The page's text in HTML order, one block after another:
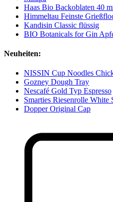
Haas Bio Backoblaten 40
Himmeltau Feinste
Kandisin Classic flüssig
BIO Botanicals for Gin
Neuheiten:
NISSIN Cup Noodles
Gozney Dough Tray
Nescafé Gold Typ Espresso
Smarties Riesenrolle White
Dopper Original Cap